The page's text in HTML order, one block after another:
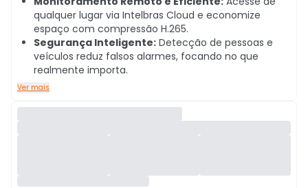
qualquer lugar via Intelbras Cloud e economize
espaço com compressão H.265.
Segurança Inteligente: Detecção de pessoas e
veículos reduz falsos alarmes, focando no que
realmente importa.
Ver mais